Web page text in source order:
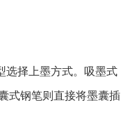
选择上墨方式。吸墨式
式钢笔则直接将墨囊插